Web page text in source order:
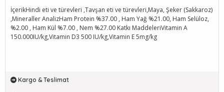
İçerikHindi eti ve türevleri ,Tavşan eti ve türevleri,Maya, Şeker (Sakkaroz)
,Mineraller AnalizHam Protein %37.00 , Ham Yağ %21.00, Ham Selüloz,
%2.00 , Ham Kül %7.00 , Nem %27.00 Katkı MaddeleriVitamin A
150.000IU/kg,Vitamin D3 500 IU/kg,Vitamin E 5mg/kg
Kargo & Teslimat